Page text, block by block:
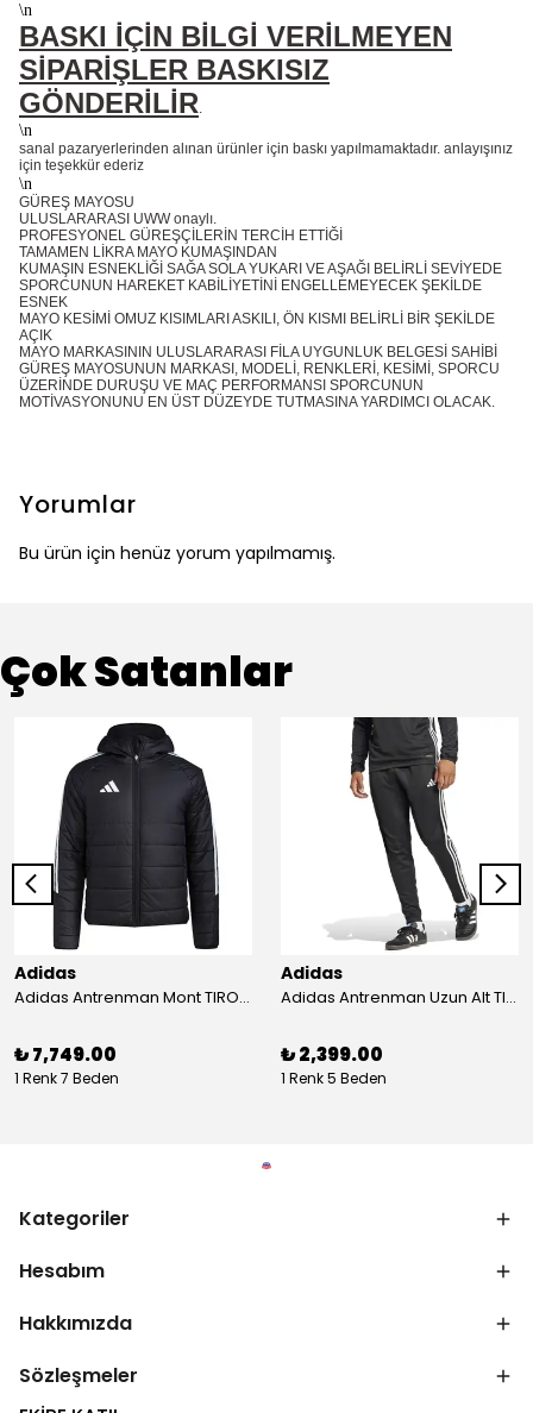
\n
BASKI İÇİN BİLGİ VERİLMEYEN
SİPARİŞLER BASKISIZ
GÖNDERİLİR.
\n
sanal pazaryerlerinden alınan ürünler için baskı yapılmamaktadır. anlayışınız
için teşekkür ederiz
\n
GÜREŞ MAYOSU
ULUSLARARASI UWW onaylı.
PROFESYONEL GÜREŞÇİLERİN TERCİH ETTİĞİ
TAMAMEN LİKRA MAYO KUMAŞINDAN
KUMAŞIN ESNEKLİĞİ SAĞA SOLA YUKARI VE AŞAĞI BELİRLİ SEVİYEDE
SPORCUNUN HAREKET KABİLİYETİNİ ENGELLEMEYECEK ŞEKİLDE
ESNEK
MAYO KESİMİ OMUZ KISIMLARI ASKILI, ÖN KISMI BELİRLİ BİR ŞEKİLDE
AÇIK
MAYO MARKASININ ULUSLARARASI FİLA UYGUNLUK BELGESİ SAHİBİ
GÜREŞ MAYOSUNUN MARKASI, MODELİ, RENKLERİ, KESİMİ, SPORCU
ÜZERİNDE DURUŞU VE MAÇ PERFORMANSI SPORCUNUN
MOTİVASYONUNU EN ÜST DÜZEYDE TUTMASINA YARDIMCI OLACAK.
Yorumlar
Bu ürün için henüz yorum yapılmamış.
Çok Satanlar
Adidas
Adidas Antrenman Mont TIRO24 WINT JKT IJ7388
₺ 7,749.00
1 Renk 7 Beden
Adidas
Adidas Antrenman Uzun Alt TIRO ES PNT JD0442
₺ 2,399.00
1 Renk 5 Beden
Kategoriler
Hesabım
Hakkımızda
Sözleşmeler